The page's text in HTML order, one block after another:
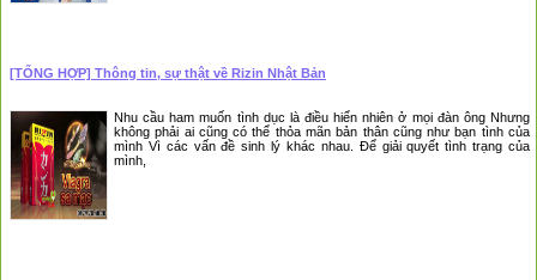
[TỔNG HỢP] Thông tin, sự thật về Rizin Nhật Bản
Nhu cầu ham muốn tình dục là điều hiển nhiên ở mọi đàn ông Nhưng
không phải ai cũng có thể thỏa mãn bản thân cũng như bạn tình của
mình Vì các vấn đề sinh lý khác nhau. Để giải quyết tình trạng của
mình,